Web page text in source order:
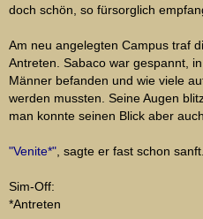
doch schön, so fürsorglich
Am neu angelegten Campus traf
Antreten. Sabaco war gespannt,
Männer befanden und wie viele
werden mussten. Seine Augen
man konnte seinen Blick aber
"Venite*" , sagte er fast schon sanft.
Sim-Off:
*Antreten